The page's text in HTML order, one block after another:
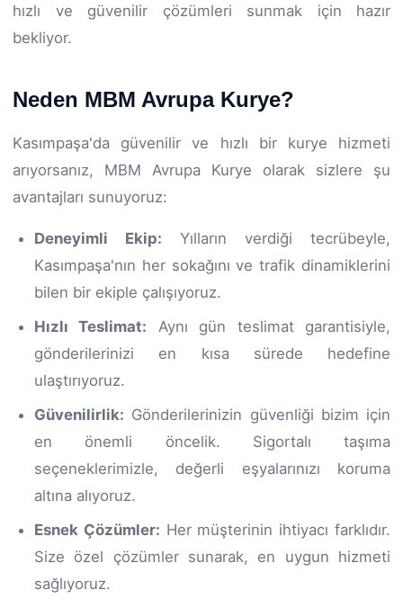
hızlı ve güvenilir çözümleri sunmak için hazır
bekliyor.
Neden MBM Avrupa Kurye?
Kasımpaşa'da güvenilir ve hızlı bir kurye hizmeti
arıyorsanız, MBM Avrupa Kurye olarak sizlere şu
avantajları sunuyoruz:
Deneyimli Ekip: Yılların verdiği tecrübeyle,
Kasımpaşa'nın her sokağını ve trafik dinamiklerini
bilen bir ekiple çalışıyoruz.
Hızlı Teslimat: Aynı gün teslimat garantisiyle,
gönderilerinizi en kısa sürede hedefine
ulaştırıyoruz.
Güvenilirlik: Gönderilerinizin güvenliği bizim için
en önemli öncelik. Sigortalı taşıma
seçeneklerimizle, değerli eşyalarınızı koruma
altına alıyoruz.
Esnek Çözümler: Her müşterinin ihtiyacı farklıdır.
Size özel çözümler sunarak, en uygun hizmeti
sağlıyoruz.